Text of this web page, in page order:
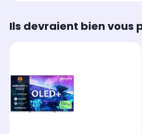
Ils devraient bien vous